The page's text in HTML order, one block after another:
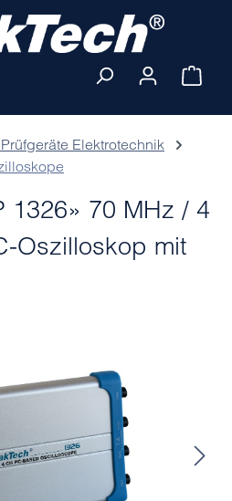
Elektrotechnik
1326» 70 MHz / 4
Oszilloskop mit